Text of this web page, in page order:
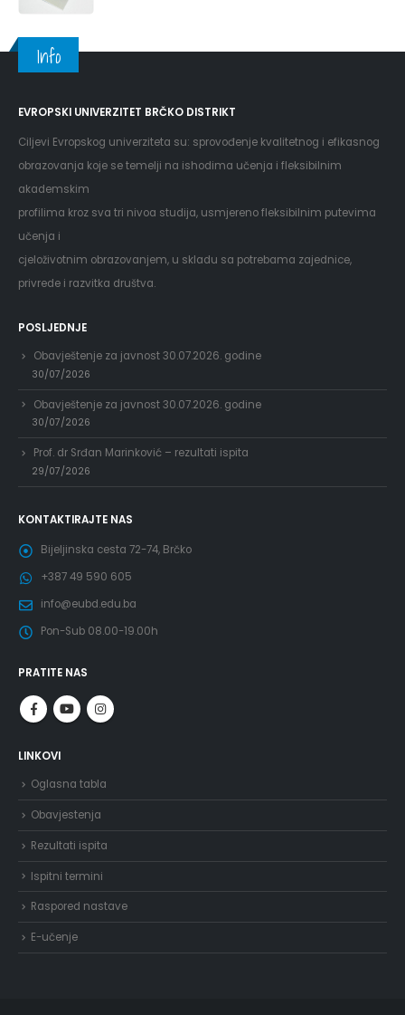
Info
EVROPSKI UNIVERZITET BRČKO DISTRIKT
Ciljevi Evropskog univerziteta su: sprovođenje kvalitetnog i efikasnog
obrazovanja koje se temelji na ishodima učenja i fleksibilnim
akademskim
profilima kroz sva tri nivoa studija, usmjereno fleksibilnim putevima
učenja i
cjeloživotnim obrazovanjem, u skladu sa potrebama zajednice,
privrede i razvitka društva.
POSLJEDNJE
Obavještenje za javnost 30.07.2026. godine
30/07/2026
Obavještenje za javnost 30.07.2026. godine
30/07/2026
Prof. dr Srđan Marinković – rezultati ispita
29/07/2026
KONTAKTIRAJTE NAS
Bijeljinska cesta 72-74, Brčko
+387 49 590 605
info@eubd.edu.ba
Pon-Sub 08.00-19.00h
PRATITE NAS
LINKOVI
Oglasna tabla
Obavjestenja
Rezultati ispita
Ispitni termini
Raspored nastave
E-učenje